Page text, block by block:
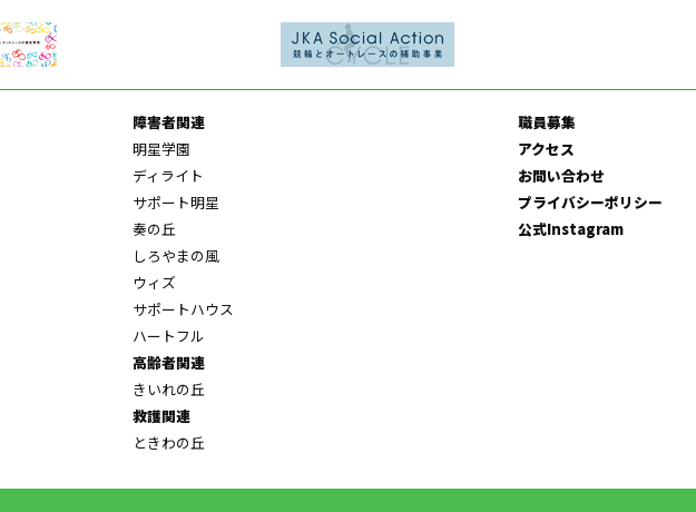
障害者関連
明星学園
ディライト
サポート明星
奏の丘
しろやまの風
ウィズ
サポートハウス
ハートフル
高齢者関連
きいれの丘
救護関連
ときわの丘
職員募集
アクセス
お問い合わせ
プライバシーポリシー
公式Instagram